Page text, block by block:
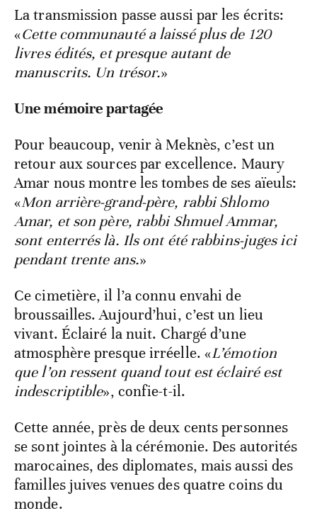
La transmission passe aussi par les écrits:
«Cette communauté a laissé plus de 120
livres édités, et presque autant de
manuscrits. Un trésor.»
Une mémoire partagée
Pour beaucoup, venir à Meknès, c’est un
retour aux sources par excellence. Maury
Amar nous montre les tombes de ses aïeuls:
«Mon arrière-grand-père, rabbi Shlomo
Amar, et son père, rabbi Shmuel Ammar,
sont enterrés là. Ils ont été rabbins-juges ici
pendant trente ans.»
Ce cimetière, il l’a connu envahi de
broussailles. Aujourd’hui, c’est un lieu
vivant. Éclairé la nuit. Chargé d’une
atmosphère presque irréelle. «L’émotion
que l’on ressent quand tout est éclairé est
indescriptible», confie-t-il.
Cette année, près de deux cents personnes
se sont jointes à la cérémonie. Des autorités
marocaines, des diplomates, mais aussi des
familles juives venues des quatre coins du
monde.